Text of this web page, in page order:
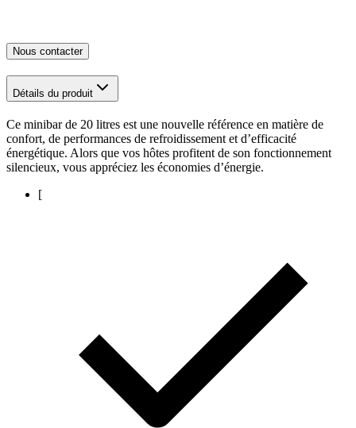
Nous contacter
Détails du produit
Ce minibar de 20 litres est une nouvelle référence en matière de
confort, de performances de refroidissement et d’efficacité
énergétique. Alors que vos hôtes profitent de son fonctionnement
silencieux, vous appréciez les économies d’énergie.
[